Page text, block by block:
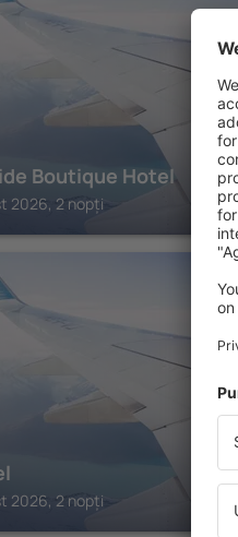
Boutique Hotel
2026, 2 nopți
2026, 2 nopți